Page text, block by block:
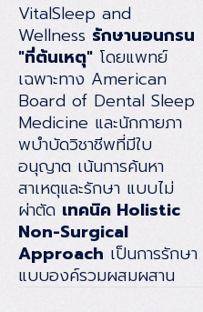
VitalSleep and
Wellness รักษานอนกรน
"ที่ต้นเหตุ" โดยแพทย์
เฉพาะทาง American
Board of Dental Sleep
Medicine และนักกายภา
พบําบัดวิชาชีพที่มีใบ
อนุญาต เน้นการค้นหา
สาเหตุและรักษา แบบไม่
ผ่าตัด เทคนิค Holistic
Non-Surgical
Approach เป็นการรักษา
แบบองค์รวมผสมผสาน